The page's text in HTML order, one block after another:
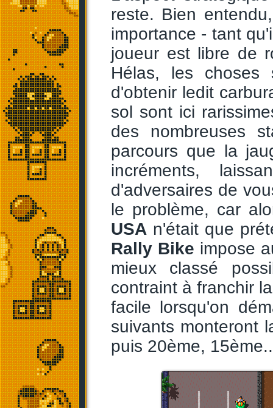
reste. Bien
importance - tant
joueur est libre de
Hélas, les choses
d'obtenir ledit
sol sont ici
des nombreuses
parcours que la
incréments,
d'adversaires de
le problème, car
USA n'était que
Rally Bike impose
mieux classé
contraint à franchir
facile lorsqu'on
suivants monteront
puis 20ème,